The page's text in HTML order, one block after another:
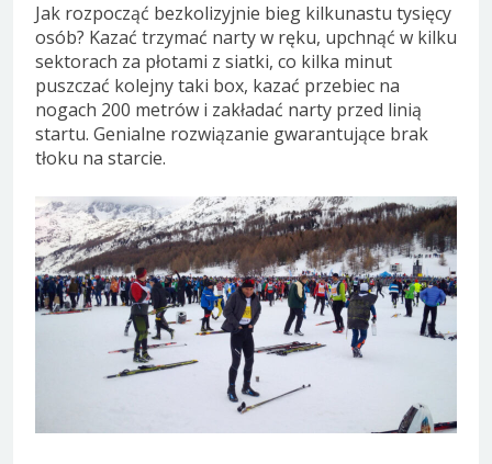
Jak rozpocząć bezkolizyjnie bieg kilkunastu tysięcy
osób? Kazać trzymać narty w ręku, upchnąć w kilku
sektorach za płotami z siatki, co kilka minut
puszczać kolejny taki box, kazać przebiec na
nogach 200 metrów i zakładać narty przed linią
startu. Genialne rozwiązanie gwarantujące brak
tłoku na starcie.